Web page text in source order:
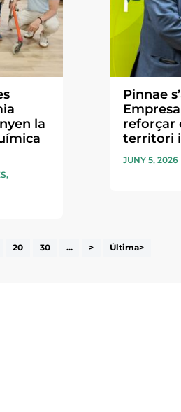
la
,
Pinnae
reforçar
territori
JUNY 5, 2026
20 30 ... > Última>